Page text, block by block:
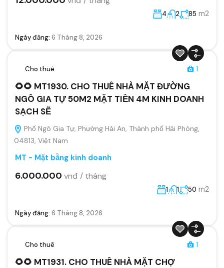
4 2 85 m2
Ngày đăng: 6 Tháng 8, 2026
Cho thuê 1
🌻🌻 MT1930. CHO THUÊ NHÀ MẶT ĐƯỜNG
NGÔ GIA TỰ 50M2 MẶT TIỀN 4M KINH DOANH
SẠCH SẼ
Phố Ngô Gia Tự, Phường Hải An, Thành phố Hải Phòng,
04813, Việt Nam
MT - Mặt bằng kinh doanh
6.000.000 vnđ / tháng
1 1 50 m2
Ngày đăng: 6 Tháng 8, 2026
Cho thuê 1
🌻🌻 MT1931. CHO THUÊ NHÀ MẶT CHỢ